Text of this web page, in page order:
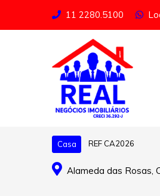
11 2280.5100
Casa REF CA2026
Alameda das Rosas,